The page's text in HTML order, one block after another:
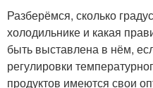
Разберёмся, сколько
холодильнике и какая
быть выставлена в нём,
регулировки
продуктов имеются свои